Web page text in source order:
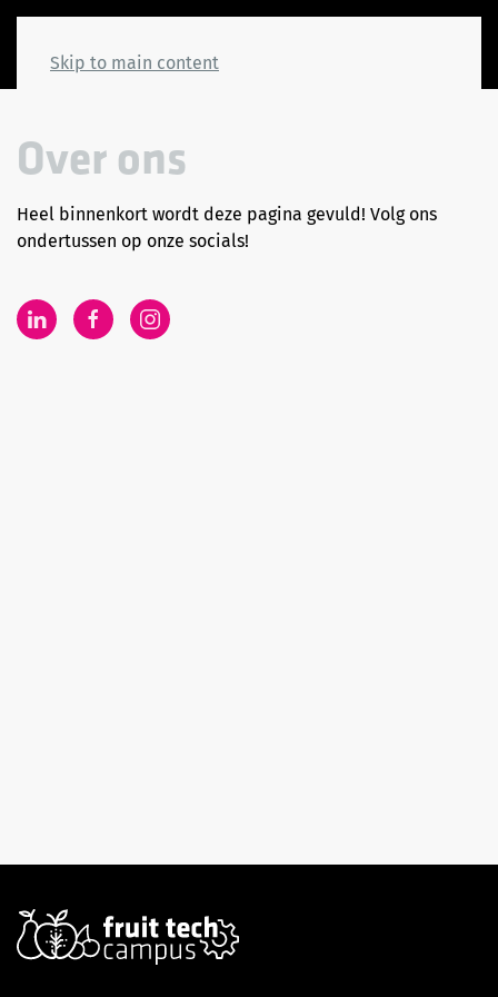
Skip to main content
Over ons
Heel binnenkort wordt deze pagina gevuld! Volg ons
ondertussen op onze socials!